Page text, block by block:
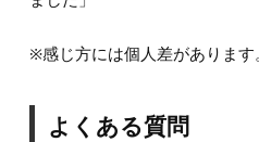
※感じ方には個人差があります。
よくある質問